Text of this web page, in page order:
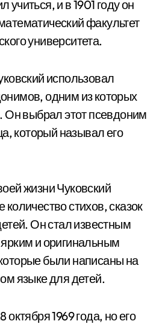
и в 1901 году он
факультет
университета.
использовал
одним из которых
Он выбрал этот псевдоним
который называл его
жизни Чуковский
стихов, сказок
Он стал известным
и оригинальным
были написаны на
языке для детей.
октября 1969 года, но его